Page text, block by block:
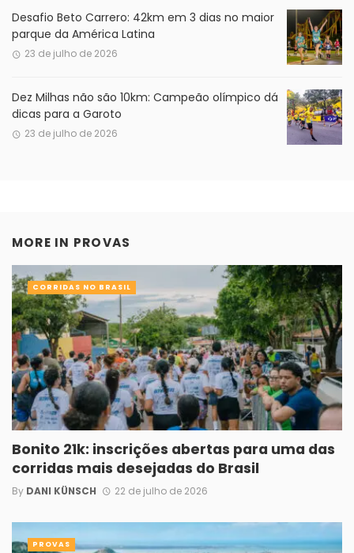
Desafio Beto Carrero: 42km em 3 dias no maior
parque da América Latina
23 de julho de 2026
Dez Milhas não são 10km: Campeão olímpico dá
dicas para a Garoto
23 de julho de 2026
MORE IN PROVAS
Bonito 21k: inscrições abertas para uma das
corridas mais desejadas do Brasil
By DANI KÜNSCH 22 de julho de 2026
CORRIDAS NO BRASIL
PROVAS